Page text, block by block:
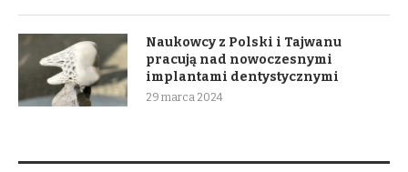
Naukowcy z Polski i Tajwanu
pracują nad nowoczesnymi
implantami dentystycznymi
29 marca 2024